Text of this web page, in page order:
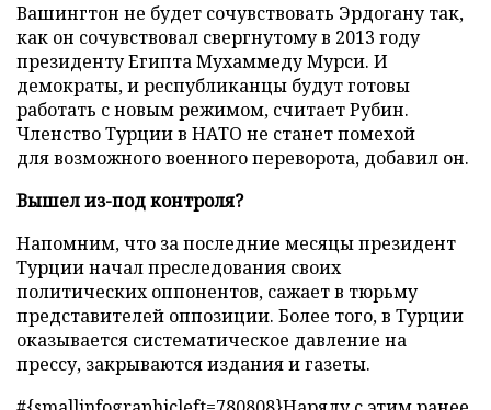
Вашингтон не будет сочувствовать Эрдогану так,
как он сочувствовал свергнутому в 2013 году
президенту Египта Мухаммеду Мурси. И
демократы, и республиканцы будут готовы
работать с новым режимом, считает Рубин.
Членство Турции в НАТО не станет помехой
для возможного военного переворота, добавил он.
Вышел из-под контроля?
Напомним, что за последние месяцы президент
Турции начал преследования своих
политических оппонентов, сажает в тюрьму
представителей оппозиции. Более того, в Турции
оказывается систематическое давление на
прессу, закрываются издания и газеты.